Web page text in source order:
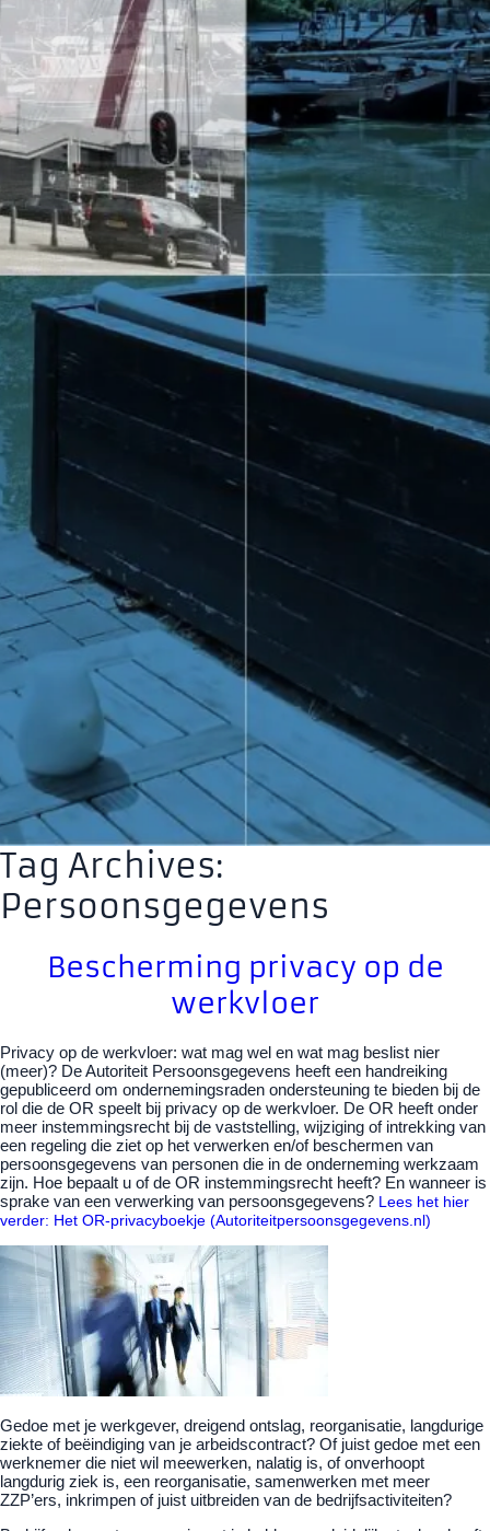
Tag Archives:
Persoonsgegevens
Bescherming privacy op de
werkvloer
Privacy op de werkvloer: wat mag wel en wat mag beslist nier
(meer)? De Autoriteit Persoonsgegevens heeft een handreiking
gepubliceerd om ondernemingsraden ondersteuning te bieden bij de
rol die de OR speelt bij privacy op de werkvloer. De OR heeft onder
meer instemmingsrecht bij de vaststelling, wijziging of intrekking van
een regeling die ziet op het verwerken en/of beschermen van
persoonsgegevens van personen die in de onderneming werkzaam
zijn. Hoe bepaalt u of de OR instemmingsrecht heeft? En wanneer is
sprake van een verwerking van persoonsgegevens? Lees het hier
verder: Het OR-privacyboekje (Autoriteitpersoonsgegevens.nl)
Gedoe met je werkgever, dreigend ontslag, reorganisatie, langdurige
ziekte of beëindiging van je arbeidscontract? Of juist gedoe met een
werknemer die niet wil meewerken, nalatig is, of onverhoopt
langdurig ziek is, een reorganisatie, samenwerken met meer
ZZP’ers, inkrimpen of juist uitbreiden van de bedrijfsactiviteiten?